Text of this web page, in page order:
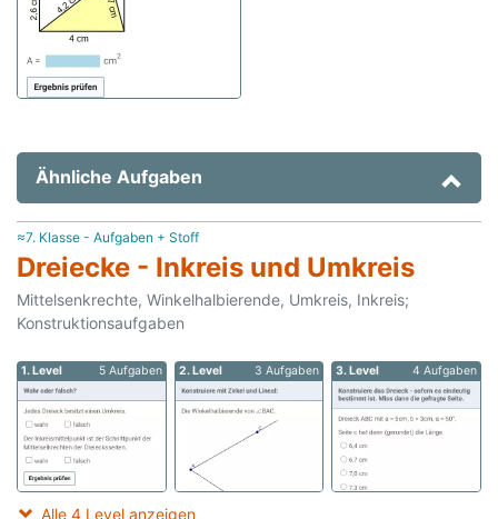
Ähnliche Aufgaben
≈7. Klasse - Aufgaben + Stoff
Dreiecke - Inkreis und Umkreis
Mittelsenkrechte, Winkelhalbierende, Umkreis, Inkreis;
Konstruktionsaufgaben
1. Level 5 Aufgaben 2. Level 3 Aufgaben 3. Level 4 Aufgaben
Alle 4 Level anzeigen